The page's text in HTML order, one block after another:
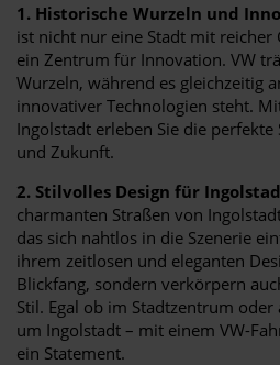
1. Historische Wurzeln und
ist nicht nur eine Stadt mit reicher
ein Zentrum für Innovation. VW
Wurzeln, während es gleichzeitig
innovativer Technologien steht.
Ingolstadt erleben Sie die
und Zukunft.
2. Stilvolles Design für
charmanten Straßen von
das sich nahtlos in die Szenerie
ihrem zeitlosen und eleganten
Blickfang, sondern verkörpern
Stil. Egal ob im Stadtzentrum
um Ingolstadt – mit einem VW-
ein Statement.